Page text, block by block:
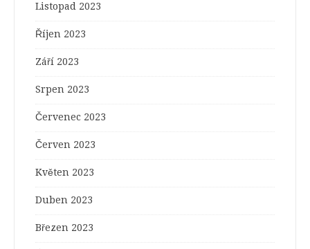
Listopad 2023
Říjen 2023
Září 2023
Srpen 2023
Červenec 2023
Červen 2023
Květen 2023
Duben 2023
Březen 2023